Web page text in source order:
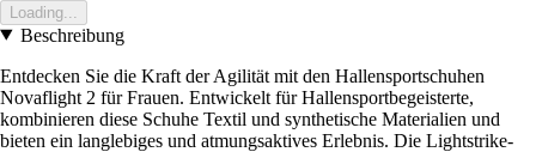
Loading...
Beschreibung
Entdecken Sie die Kraft der Agilität mit den Hallensportschuhen
Novaflight 2 für Frauen. Entwickelt für Hallensportbegeisterte,
kombinieren diese Schuhe Textil und synthetische Materialien und
bieten ein langlebiges und atmungsaktives Erlebnis. Die Lightstrike-